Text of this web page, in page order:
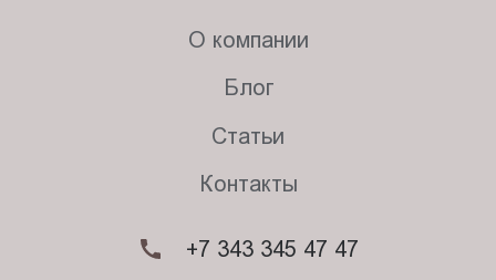
О компании
Блог
Статьи
Контакты
+7 343 345 47 47